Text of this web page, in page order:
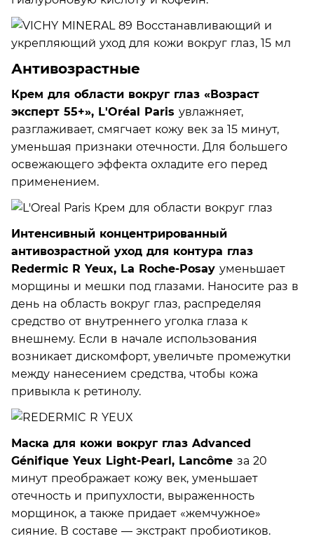
Антивозрастные
Крем для области вокруг глаз «Возраст
эксперт 55+», L'Oréal Paris увлажняет,
разглаживает, смягчает кожу век за 15 минут,
уменьшая признаки отечности. Для большего
освежающего эффекта охладите его перед
применением.
Интенсивный концентрированный
антивозрастной уход для контура глаз
Redermic R Yeux, La Roche-Posay уменьшает
морщины и мешки под глазами. Наносите раз в
день на область вокруг глаз, распределяя
средство от внутреннего уголка глаза к
внешнему. Если в начале использования
возникает дискомфорт, увеличьте промежутки
между нанесением средства, чтобы кожа
привыкла к ретинолу.
Маска для кожи вокруг глаз Advanced
Génifique Yeux Light-Pearl, Lancôme за 20
минут преображает кожу век, уменьшает
отечность и припухлости, выраженность
морщинок, а также придает «жемчужное»
сияние. В составе — экстракт пробиотиков.